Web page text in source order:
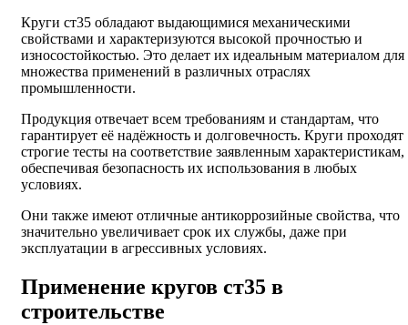
Круги ст35 обладают выдающимися механическими
свойствами и характеризуются высокой прочностью и
износостойкостью. Это делает их идеальным материалом для
множества применений в различных отраслях
промышленности.
Продукция отвечает всем требованиям и стандартам, что
гарантирует её надёжность и долговечность. Круги проходят
строгие тесты на соответствие заявленным характеристикам,
обеспечивая безопасность их использования в любых
условиях.
Они также имеют отличные антикоррозийные свойства, что
значительно увеличивает срок их службы, даже при
эксплуатации в агрессивных условиях.
Применение кругов ст35 в
строительстве